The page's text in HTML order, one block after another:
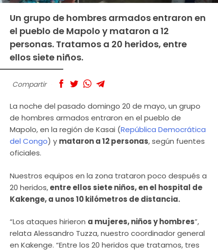
Un grupo de hombres armados entraron en
el pueblo de Mapolo y mataron a 12
personas. Tratamos a 20 heridos, entre
ellos siete niños.
Compartir
La noche del pasado domingo 20 de mayo, un grupo
de hombres armados entraron en el pueblo de
Mapolo, en la región de Kasai (República Democrática
del Congo) y mataron a 12 personas, según fuentes
oficiales.
Nuestros equipos en la zona trataron poco después a
20 heridos,entre ellos siete niños, en el hospital de
Kakenge, a unos 10 kilómetros de distancia.
“Los ataques hirieron a mujeres, niños y hombres”,
relata Alessandro Tuzza, nuestro coordinador general
en Kakenge. “Entre los 20 heridos que tratamos, tres